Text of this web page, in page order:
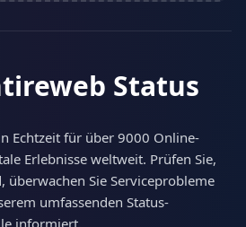
Status
Echtzeit für über 9000 Online-
Erlebnisse weltweit. Prüfen Sie,
überwachen Sie Serviceprobleme
umfassenden Status-